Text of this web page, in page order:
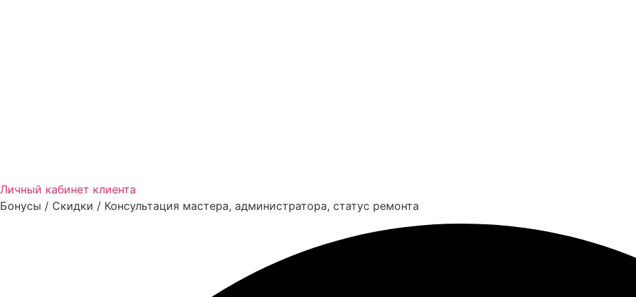
Личный кабинет клиента
Бонусы / Скидки / Консультация мастера, администратора, статус ремонта